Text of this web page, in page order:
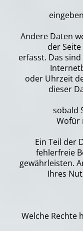
Andere Daten
der
erfasst. Das
oder Uhrzeit
dieser
sobald
Wofür
Ein Teil der
fehlerfreie
gewährleisten.
Ihres
Welche Rechte